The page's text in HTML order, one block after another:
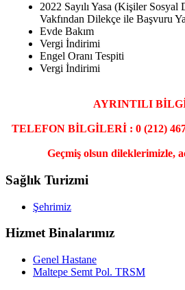
2022 Sayılı Yasa (Kişiler Sosyal
Vakfından Dilekçe ile Başvuru
Evde Bakım
Vergi İndirimi
Engel Oranı Tespiti
Vergi İndirimi
AYRINTILI
TELEFON BİLGİLERİ : 0 (212)
Geçmiş olsun dileklerimizle,
Sağlık Turizmi
Şehrimiz
Hizmet Binalarımız
Genel Hastane
Maltepe Semt Pol. TRSM